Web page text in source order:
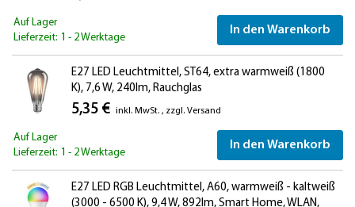
Auf Lager
Lieferzeit: 1 - 2 Werktage
In den Warenkorb
E27 LED Leuchtmittel, ST64, extra warmweiß (1800
K), 7,6 W, 240lm, Rauchglas
5,35 € inkl. MwSt. , zzgl. Versand
Auf Lager
Lieferzeit: 1 - 2 Werktage
In den Warenkorb
E27 LED RGB Leuchtmittel, A60, warmweiß - kaltweiß
(3000 - 6500 K), 9,4 W, 892lm, Smart Home, WLAN,